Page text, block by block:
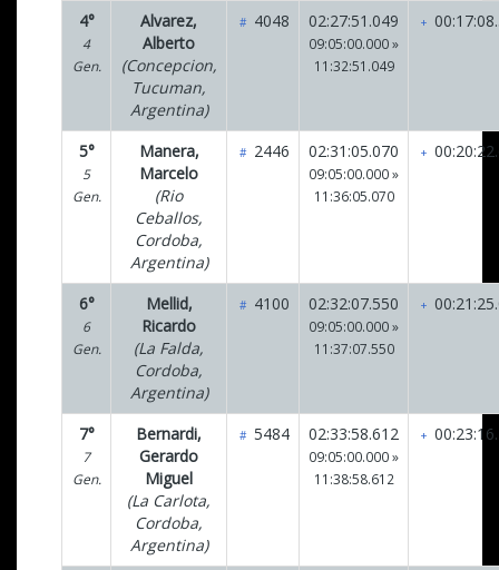
4°
4
Gen.
Alvarez,
Alberto
(Concepcion,
Tucuman,
Argentina)
# 4048 02:27:51.049
09:05:00.000 »
11:32:51.049
+
5°
5
Gen.
Manera,
Marcelo
(Rio
Ceballos,
Cordoba,
Argentina)
# 2446 02:31:05.070
09:05:00.000 »
11:36:05.070
+
6°
6
Gen.
Mellid,
Ricardo
(La Falda,
Cordoba,
Argentina)
# 4100 02:32:07.550
09:05:00.000 »
11:37:07.550
+
7°
7
Gen.
Bernardi,
Gerardo
Miguel
(La Carlota,
Cordoba,
Argentina)
# 5484 02:33:58.612
09:05:00.000 »
11:38:58.612
+